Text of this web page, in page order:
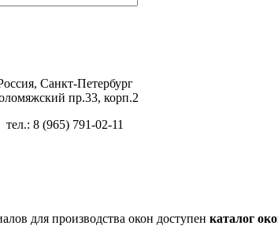
Санкт-Петербург
пр.33, корп.2
тел.: 8 (965) 791-02-11
для производства окон доступен каталог